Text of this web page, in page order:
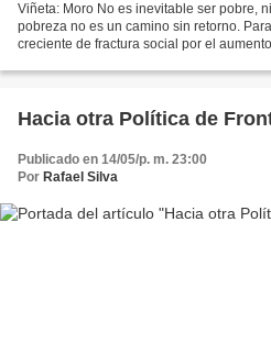
Viñeta: Moro No es inevitable ser pobre,
pobreza no es un camino sin retorno.
creciente de fractura social por el
Hacia otra Política de
Publicado en 14/05/p. m. 23:00
Por Rafael Silva